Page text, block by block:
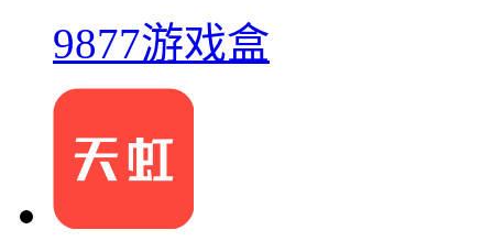
9877游戏盒